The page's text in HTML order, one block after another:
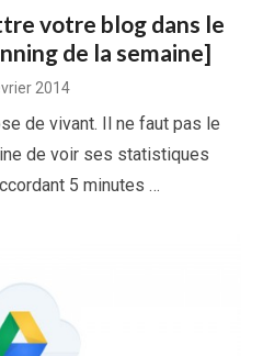
votre blog dans le
de la semaine]
2014
de vivant. Il ne faut pas le
de voir ses statistiques
5 minutes …